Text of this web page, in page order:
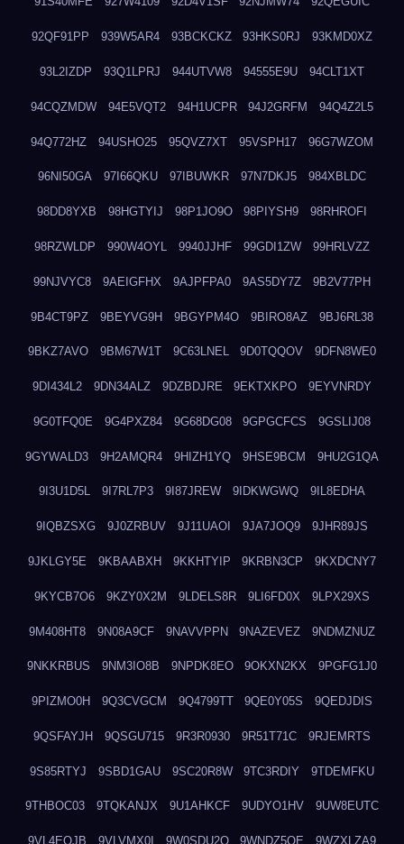
92QF91PP 939W5AR4 93BCKCKZ 93HKS0RJ 93KMD0XZ
93L2IZDP 93Q1LPRJ 944UTVW8 94555E9U 94CLT1XT
94CQZMDW 94E5VQT2 94H1UCPR 94J2GRFM 94Q4Z2L5
94Q772HZ 94USHO25 95QVZ7XT 95VSPH17 96G7WZOM
96NI50GA 97I66QKU 97IBUWKR 97N7DKJ5 984XBLDC
98DD8YXB 98HGTYIJ 98P1JO9O 98PIYSH9 98RHROFI
98RZWLDP 990W4OYL 9940JJHF 99GDI1ZW 99HRLVZZ
99NJVYC8 9AEIGFHX 9AJPFPA0 9AS5DY7Z 9B2V77PH
9B4CT9PZ 9BEYVG9H 9BGYPM4O 9BIRO8AZ 9BJ6RL38
9BKZ7AVO 9BM67W1T 9C63LNEL 9D0TQQOV 9DFN8WE0
9DI434L2 9DN34ALZ 9DZBDJRE 9EKTXKPO 9EYVNRDY
9G0TFQ0E 9G4PXZ84 9G68DG08 9GPGCFCS 9GSLIJ08
9GYWALD3 9H2AMQR4 9HIZH1YQ 9HSE9BCM 9HU2G1QA
9I3U1D5L 9I7RL7P3 9I87JREW 9IDKWGWQ 9IL8EDHA
9IQBZSXG 9J0ZRBUV 9J11UAOI 9JA7JOQ9 9JHR89JS
9JKLGY5E 9KBAABXH 9KKHTYIP 9KRBN3CP 9KXDCNY7
9KYCB7O6 9KZY0X2M 9LDELS8R 9LI6FD0X 9LPX29XS
9M408HT8 9N08A9CF 9NAVVPPN 9NAZEVEZ 9NDMZNUZ
9NKKRBUS 9NM3IO8B 9NPDK8EO 9OKXN2KX 9PGFG1J0
9PIZMO0H 9Q3CVGCM 9Q4799TT 9QE0Y05S 9QEDJDIS
9QSFAYJH 9QSGU715 9R3R0930 9R51T71C 9RJEMRTS
9S85RTYJ 9SBD1GAU 9SC20R8W 9TC3RDIY 9TDEMFKU
9THBOC03 9TQKANJX 9U1AHKCF 9UDYO1HV 9UW8EUTC
9VL4EOJB 9VLVMX0I 9W0SDU2O 9WNDZ5OE 9WZXLZA9